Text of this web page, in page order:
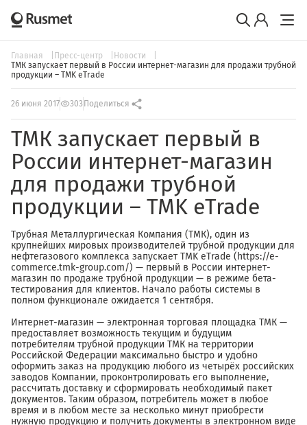
Главная Пресс-центр
Новости
ТМК запускает первый в России интернет-магазин для продажи трубной
продукции – TMK eTrade
26 июня 2017 303 Поделиться
ТМК запускает первый в
России интернет-магазин
для продажи трубной
продукции – TMK eTrade
Трубная Металлургическая Компания (ТМК), один из
крупнейших мировых производителей трубной продукции для
нефтегазового комплекса запускает TMK eTrade (https://e-
commerce.tmk-group.com/) — первый в России интернет-
магазин по продаже трубной продукции — в режиме бета-
тестирования для клиентов. Начало работы системы в
полном функционале ожидается 1 сентября.
Интернет-магазин — электронная торговая площадка ТМК —
предоставляет возможность текущим и будущим
потребителям трубной продукции ТМК на территории
Российской Федерации максимально быстро и удобно
оформить заказ на продукцию любого из четырёх российских
заводов Компании, проконтролировать его выполнение,
рассчитать доставку и сформировать необходимый пакет
документов. Таким образом, потребитель может в любое
время и в любом месте за несколько минут приобрести
нужную продукцию и получить документы в электронном виде